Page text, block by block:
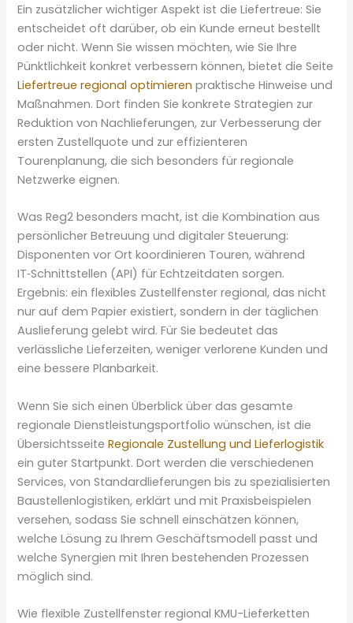
Ein zusätzlicher wichtiger Aspekt ist die Liefertreue: Sie
entscheidet oft darüber, ob ein Kunde erneut bestellt
oder nicht. Wenn Sie wissen möchten, wie Sie Ihre
Pünktlichkeit konkret verbessern können, bietet die Seite
Liefertreue regional optimieren praktische Hinweise und
Maßnahmen. Dort finden Sie konkrete Strategien zur
Reduktion von Nachlieferungen, zur Verbesserung der
ersten Zustellquote und zur effizienteren
Tourenplanung, die sich besonders für regionale
Netzwerke eignen.
Was Reg2 besonders macht, ist die Kombination aus
persönlicher Betreuung und digitaler Steuerung:
Disponenten vor Ort koordinieren Touren, während
IT‑Schnittstellen (API) für Echtzeitdaten sorgen.
Ergebnis: ein flexibles Zustellfenster regional, das nicht
nur auf dem Papier existiert, sondern in der täglichen
Auslieferung gelebt wird. Für Sie bedeutet das
verlässliche Lieferzeiten, weniger verlorene Kunden und
eine bessere Planbarkeit.
Wenn Sie sich einen Überblick über das gesamte
regionale Dienstleistungsportfolio wünschen, ist die
ÜbersichtsseiteRegionale Zustellung und Lieferlogistik
ein guter Startpunkt. Dort werden die verschiedenen
Services, von Standardlieferungen bis zu spezialisierten
Baustellenlogistiken, erklärt und mit Praxisbeispielen
versehen, sodass Sie schnell einschätzen können,
welche Lösung zu Ihrem Geschäftsmodell passt und
welche Synergien mit Ihren bestehenden Prozessen
möglich sind.
Wie flexible Zustellfenster regional KMU-Lieferketten